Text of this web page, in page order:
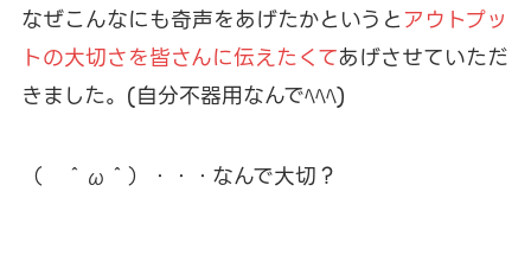
なぜこんなにも奇声をあげたかというとアウトプッ
トの大切さを皆さんに伝えたくてあげさせていただ
きました。(自分不器用なんでﾍﾍﾍ)
（ ＾ω＾）・・・なんで大切？